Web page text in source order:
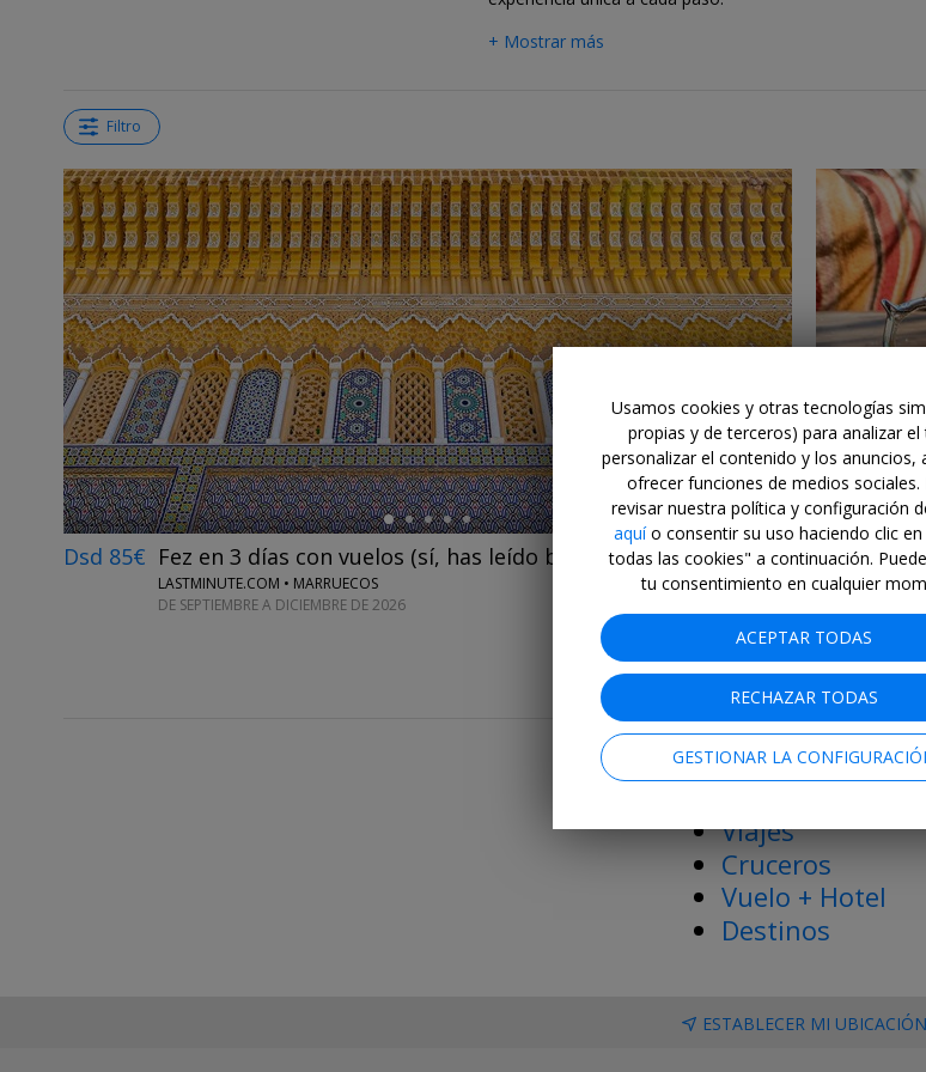
+ Mostrar más
Filtro
←
Dsd 85€ Fez en 3 días con vuelos (sí, has leído bien)
LASTMINUTE.COM • MARRUECOS
DE SEPTIEMBRE A DICIEMBRE DE 2026
←
Dsd 119€
Más ofertas y
Top 20
Viajes
Cruceros
Vuelo + Hotel
Destinos
ESTABLECER MI UBICACIÓN
Usamos cookies y otras tecnologías
propias y de terceros) para analizar
personalizar el contenido y los anuncios,
ofrecer funciones de medios sociales.
revisar nuestra política y configuración
aquío consentir su uso haciendo clic
todas las cookies" a continuación.
tu consentimiento en cualquier
ACEPTAR TODAS
RECHAZAR TODAS
GESTIONAR LA